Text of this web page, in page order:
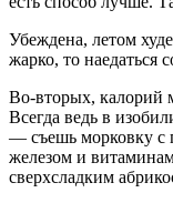
Убеждена, летом
жарко, то наедаться
Во-вторых, калорий
Всегда ведь в
— съешь морковку с
железом и
сверхсладким